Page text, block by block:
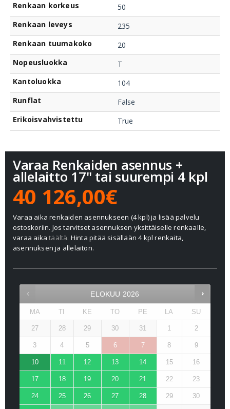
Renkaan korkeus
50
Renkaan leveys
235
Renkaan tuumakoko
20
Nopeusluokka
T
Kantoluokka
104
Runflat
False
Erikoisvahvistettu
True
Varaa Renkaiden asennus +
allelaitto 17" tai suurempi 4 kpl
40 126,00€
Varaa aika renkaiden asennukseen (4 kpl) ja lisää palvelu
ostoskoriin. Jos tarvitset asennuksen yksittäiselle renkaalle,
varaa aikatäältä. Hinta pitää sisällään 4 kpl renkaita,
asennuksen ja allelaiton.
ELOKUU 2026
MA TI KE TO PE LA SU
27 28 29 30 31 1 2
3 4 5 6 7 8 9
10 11 12 13 14 15 16
17 18 19 20 21 22 23
24 25 26 27 28 29 30